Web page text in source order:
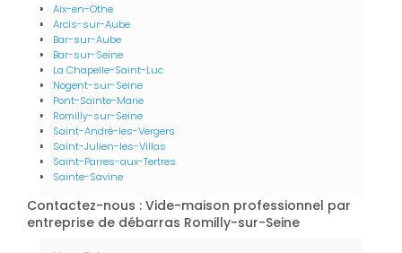
Aix-en-Othe
Arcis-sur-Aube
Bar-sur-Aube
Bar-sur-Seine
La Chapelle-Saint-Luc
Nogent-sur-Seine
Pont-Sainte-Marie
Romilly-sur-Seine
Saint-André-les-Vergers
Saint-Julien-les-Villas
Saint-Parres-aux-Tertres
Sainte-Savine
Contactez-nous : Vide-maison professionnel par
entreprise de débarras Romilly-sur-Seine